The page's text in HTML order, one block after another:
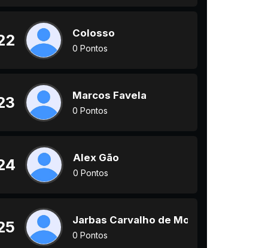
Colosso
0 Pontos
Marcos Favela
0 Pontos
Alex Gão
0 Pontos
Jarbas Carvalho de Moura
0 Pontos